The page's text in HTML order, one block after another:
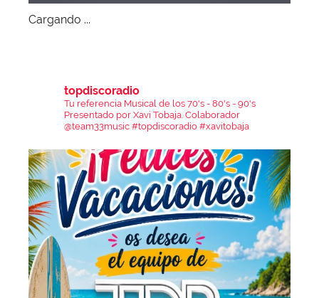
Cargando ...
topdiscoradio
Tu referencia Musical de los 70's - 80's - 90's
Presentado por Xavi Tobaja. Colaborador
@team33music #topdiscoradio #xavitobaja